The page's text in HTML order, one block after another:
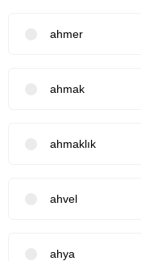
ahmer
ahmak
ahmaklık
ahvel
ahya